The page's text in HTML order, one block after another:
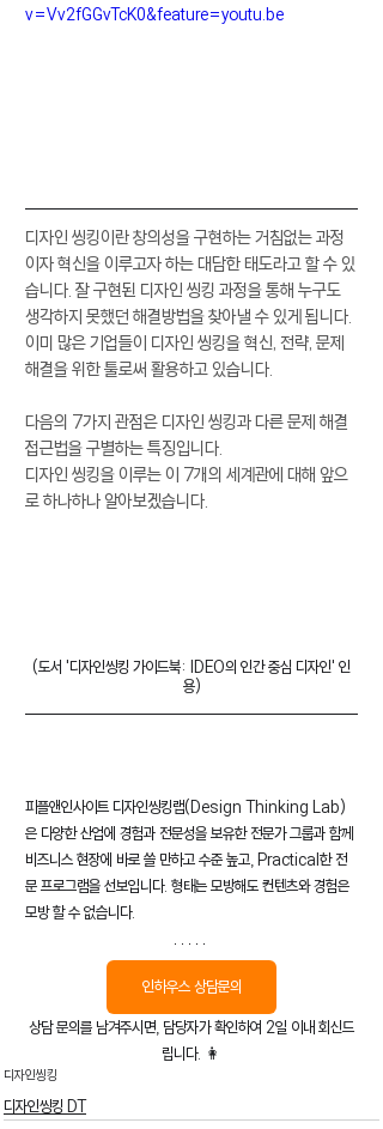
v=Vv2fGGvTcK0&feature=youtu.be
디자인 씽킹이란 창의성을 구현하는 거침없는 과정
이자 혁신을 이루고자 하는 대담한 태도라고 할 수 있
습니다. 잘 구현된 디자인 씽킹 과정을 통해 누구도
생각하지 못했던 해결방법을 찾아낼 수 있게 됩니다.
이미 많은 기업들이 디자인 씽킹을 혁신, 전략, 문제
해결을 위한 툴로써 활용하고 있습니다.
다음의 7가지 관점은 디자인 씽킹과 다른 문제 해결
접근법을 구별하는 특징입니다.
디자인 씽킹을 이루는 이 7개의 세계관에 대해 앞으
로 하나하나 알아보겠습니다.
(도서 '디자인씽킹 가이드북: IDEO의 인간 중심 디자인' 인
용)
피플앤인사이트 디자인씽킹랩(Design Thinking Lab)
은 다양한 산업에 경험과 전문성을 보유한 전문가 그룹과 함께
비즈니스 현장에 바로 쓸 만하고 수준 높고, Practical한 전
문 프로그램을 선보입니다. 형태는 모방해도 컨텐츠와 경험은
모방 할 수 없습니다.
인하우스 상담문의
상담 문의를 남겨주시면, 담당자가 확인하여 2일 이내 회신드
립니다. 👩
디자인씽킹
디자인씽킹 DT